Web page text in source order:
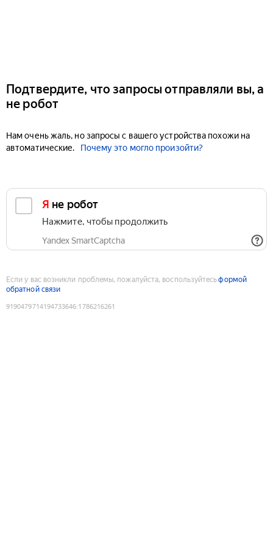
Подтвердите, что запросы отправляли вы, а
не робот
Нам очень жаль, но запросы с вашего устройства похожи на
автоматические.
Почему это могло произойти?
Я не робот
Нажмите, чтобы продолжить
Yandex SmartCaptcha
Если у вас возникли проблемы, пожалуйста, воспользуйтесьформой
обратной связи
9190479714194733646:1786216261